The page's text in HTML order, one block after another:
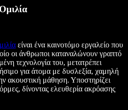
είναι ένα καινοτόμο εργαλείο που
οι άνθρωποι καταναλώνουν γραπτό
τεχνολογία του, μετατρέπει
για άτομα με δυσλεξία, χαμηλή
ακουστική μάθηση. Υποστηρίζει
δίνοντας ελευθερία ακρόασης